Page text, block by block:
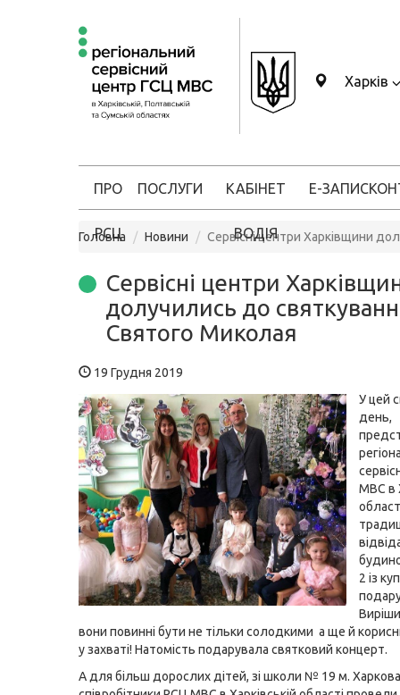
Харків
ПРО
РСЦ
ПОСЛУГИ КАБІНЕТ
ВОДІЯ
Е-ЗАПИС
Головна Новини Сервісні центри Харківщини
Сервісні центри
долучились до
Святого Миколая
19 Грудня 2019
У цей
день,
МВС в
2 із
вони повинні бути не тільки солодкими а ще й
у захваті! Натомість подарувала святковий концерт.
А для більш дорослих дітей, зі школи № 19 м.